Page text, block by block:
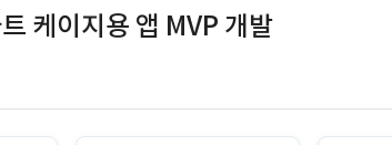
이용요금
고객센터
케이지용 앱 MVP 개발